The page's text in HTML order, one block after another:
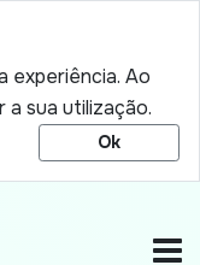
experiência. Ao
sua utilização.
Ok